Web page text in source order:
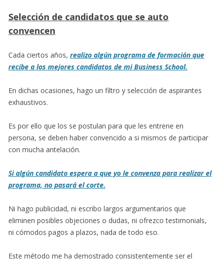
Selección de candidatos que se auto
convencen
Cada ciertos años, realizo algún programa de formación que
recibe a los mejores candidatos de mi Business School.
En dichas ocasiones, hago un filtro y selección de aspirantes
exhaustivos.
Es por ello que los se postulan para que les entrene en
persona, se deben haber convencido a si mismos de participar
con mucha antelación.
Si algún candidato espera a que yo le convenza para realizar el
programa, no pasará el corte.
Ni hago publicidad, ni escribo largos argumentarios que
eliminen posibles objeciones o dudas, ni ofrezco testimonials,
ni cómodos pagos a plazos, nada de todo eso.
Este método me ha demostrado consistentemente ser el